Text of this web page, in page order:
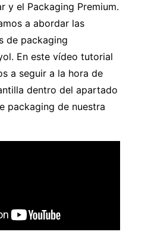
y el Packaging Premium.
a abordar las
de packaging
En este vídeo tutorial
a seguir a la hora de
dentro del apartado
packaging de nuestra